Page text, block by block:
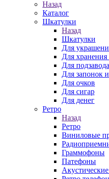
Назад
Каталог
Шкатулки
Назад
Шкатулки
Для
Для хранения
Для
Для запонок
Для очков
Для сигар
Для денег
Ретро
Назад
Ретро
Виниловые
Граммофоны
Патефоны